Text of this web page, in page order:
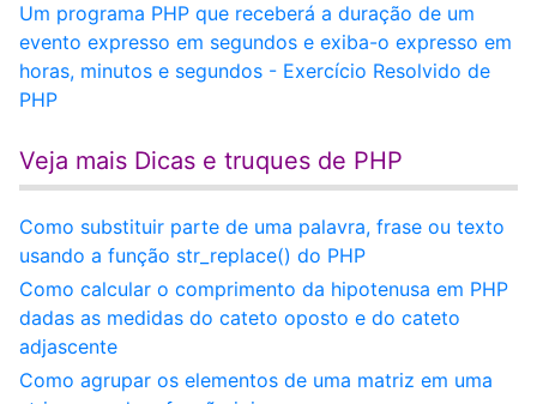
Um programa PHP que receberá a duração de um
evento expresso em segundos e exiba-o expresso em
horas, minutos e segundos - Exercício Resolvido de
PHP
Veja mais Dicas e truques de PHP
Como substituir parte de uma palavra, frase ou texto
usando a função str_replace() do PHP
Como calcular o comprimento da hipotenusa em PHP
dadas as medidas do cateto oposto e do cateto
adjascente
Como agrupar os elementos de uma matriz em uma